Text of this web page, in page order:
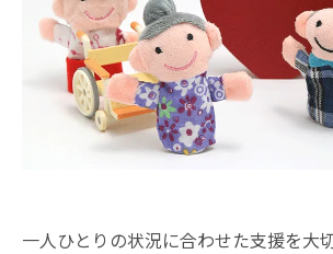
一人ひとりの状況に合わせた支援を大